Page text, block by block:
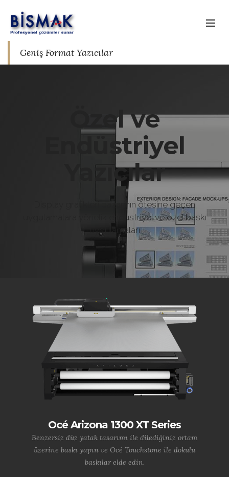
Geniş Format Yazıcılar
Özel ve
Endüstriyel
Yazıcılar
Display grafikleri pazarının ötesine geçen
endüstriyel ve özel baskı
uygulamaları
Océ Arizona 1300 XT Series
Benzersiz düz yatak tasarımı ile dilediğiniz ortam
üzerine baskı yapın ve Océ Touchstone ile dokulu
baskılar elde edin.